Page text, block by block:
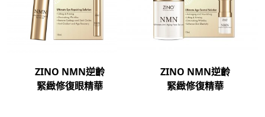
ZINO NMN逆齡
緊緻修復眼精華
ZINO NMN逆齡
緊緻修復精華